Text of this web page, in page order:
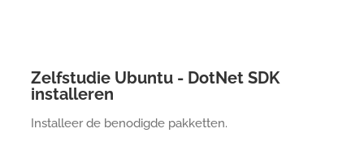
Zelfstudie Ubuntu - DotNet SDK
installeren
Installeer de benodigde pakketten.